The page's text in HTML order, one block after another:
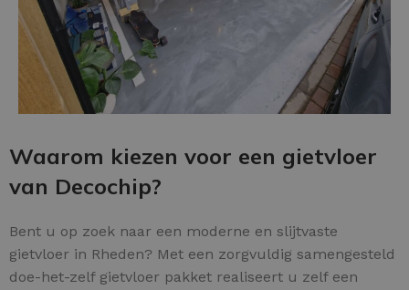
Waarom kiezen voor een gietvloer
van Decochip?
Bent u op zoek naar een moderne en slijtvaste
gietvloer in Rheden? Met een zorgvuldig samengesteld
doe-het-zelf gietvloer pakket realiseert u zelf een